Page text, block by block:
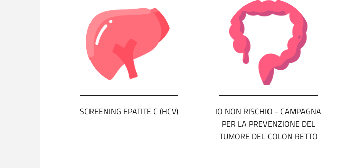
SCREENING EPATITE C (HCV)
IO NON RISCHIO - CAMPAGNA
PER LA PREVENZIONE DEL
TUMORE DEL COLON RETTO